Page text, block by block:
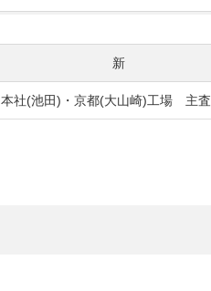
新
本社(池田)・京都(大山崎)工場 主査